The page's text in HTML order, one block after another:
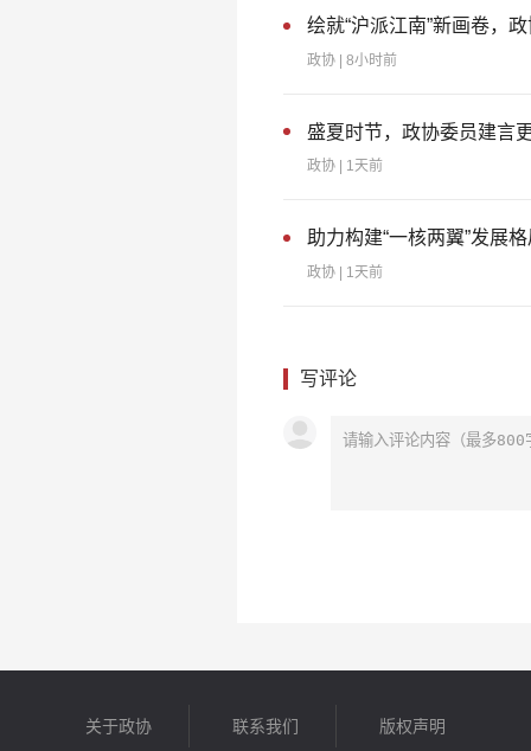
绘就“沪派江南”新画卷，
政协 | 8小时前
盛夏时节，政协委员建言
政协 | 1天前
助力构建“一核两翼”发展
政协 | 1天前
写评论
关于政协 联系我们 版权声明